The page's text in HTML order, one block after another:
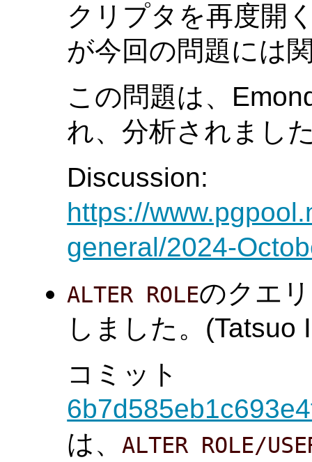
クリプタを再度開
が今回の問題には
この問題は、
れ、分析されまし
Discussion:
https://
general/2024-
ALTER ROLEのクエ
しました。(Tatsuo
コミット
は、
ALTER ROLE/